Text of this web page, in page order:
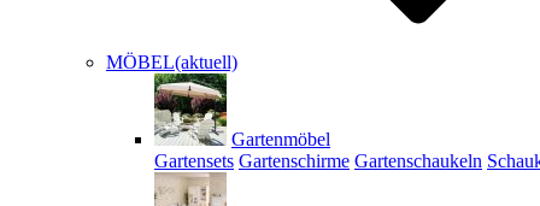
MÖBEL(aktuell)
Gartenmöbel
Gartensets Gartenschirme Gartenschaukeln